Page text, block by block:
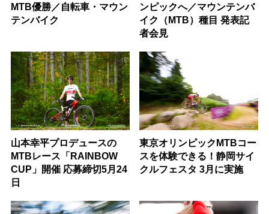
MTB優勝／自転車・マウン
テンバイク
ンピックへ／マウンテンバ
イク（MTB）種目 発表記
者会見
山本幸平プロデュースの
MTBレース「RAINBOW
CUP」開催 応募締切5月24
日
東京オリンピックMTBコー
スを体験できる！静岡サイ
クルフェスタ 3月に実施